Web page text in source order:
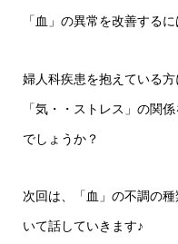
「血」の異常を改善する
婦人科疾患を抱えている
「気・・ストレス」の関
でしょうか？
次回は、「血」の不調の
いて話していきます♪